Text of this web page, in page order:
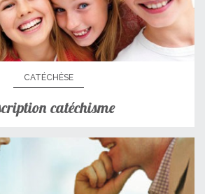
CATÉCHÈSE
catéchisme